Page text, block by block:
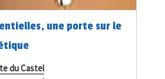
une porte sur le
du Castel